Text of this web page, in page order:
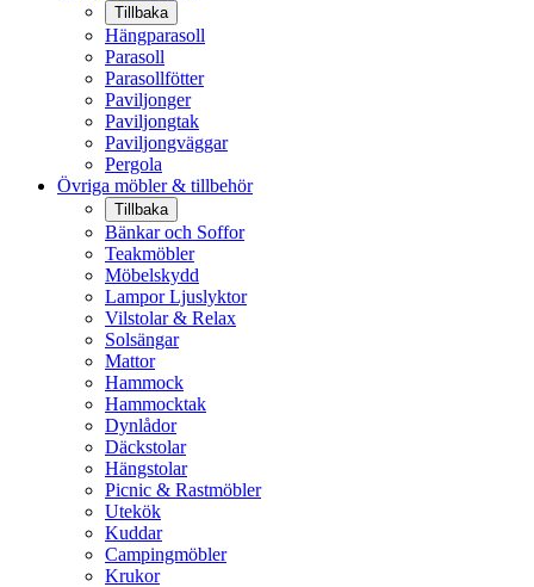
Tillbaka
Hängparasoll
Parasoll
Parasollfötter
Paviljonger
Paviljongtak
Paviljongväggar
Pergola
Övriga möbler & tillbehör
Tillbaka
Bänkar och Soffor
Teakmöbler
Möbelskydd
Lampor Ljuslyktor
Vilstolar & Relax
Solsängar
Mattor
Hammock
Hammocktak
Dynlådor
Däckstolar
Hängstolar
Picnic & Rastmöbler
Utekök
Kuddar
Campingmöbler
Krukor